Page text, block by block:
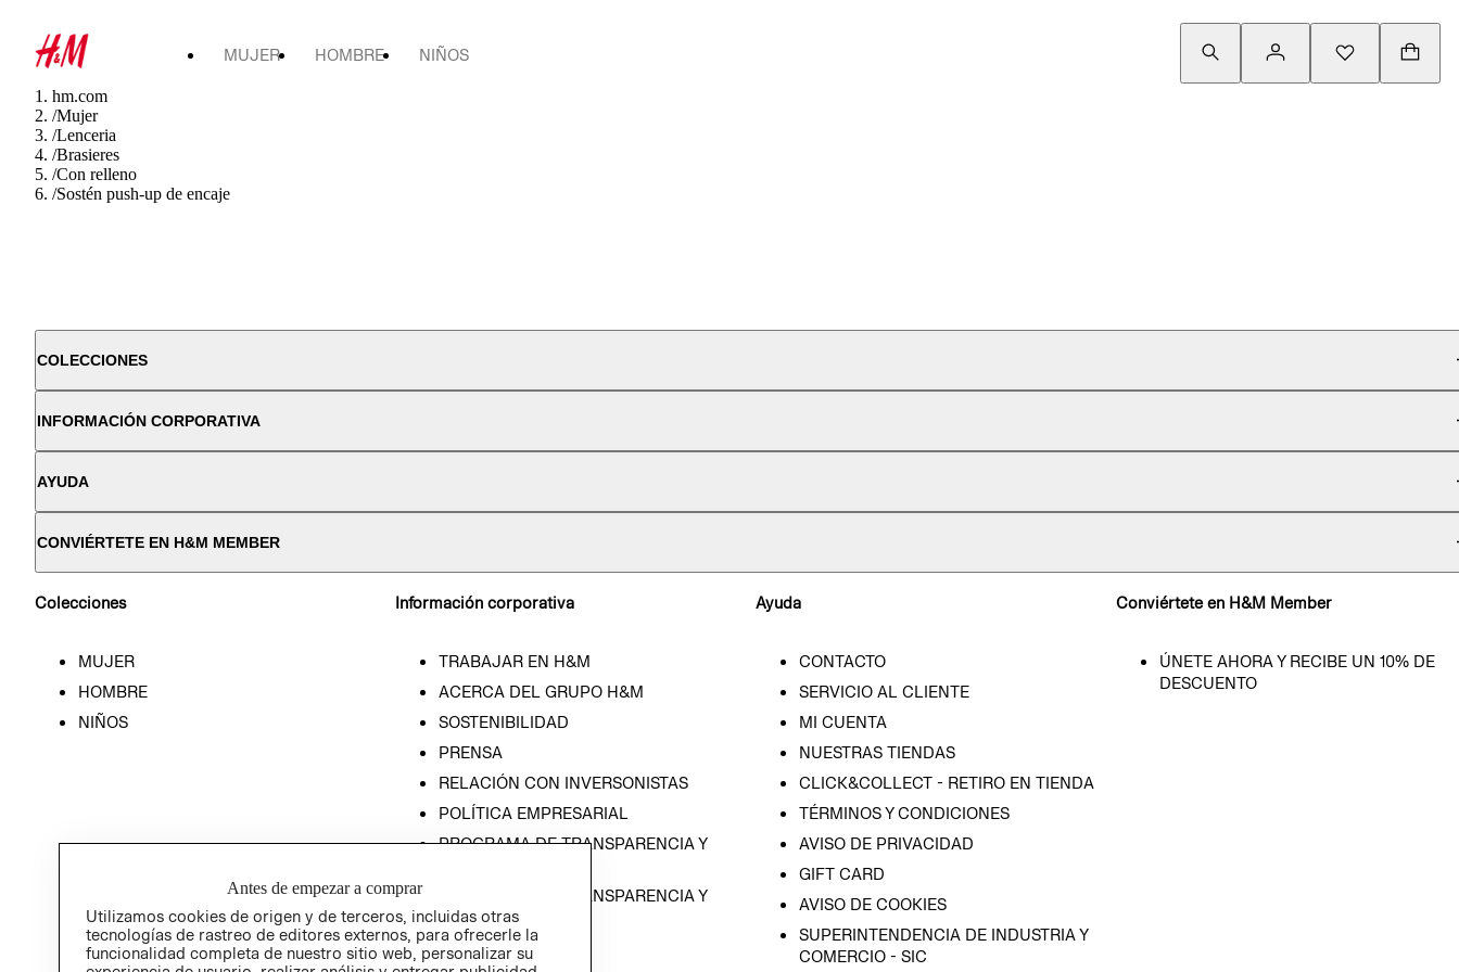
MUJER HOMBRE NIÑOS
hm.com
/Mujer
/Lenceria
/Brasieres
/Con relleno
/Sostén push-up de encaje
COLECCIONES
INFORMACIÓN CORPORATIVA
AYUDA
CONVIÉRTETE EN H&M MEMBER
Colecciones
MUJER
HOMBRE
NIÑOS
Información corporativa
TRABAJAR EN H&M
ACERCA DEL GRUPO H&M
SOSTENIBILIDAD
PRENSA
RELACIÓN CON INVERSONISTAS
POLÍTICA EMPRESARIAL
PROGRAMA DE TRANSPARENCIA Y
PROGRAMA DE TRANSPARENCIA Y
ÉTICA (INGLÉS)
Ayuda
CONTACTO
SERVICIO AL CLIENTE
MI CUENTA
NUESTRAS TIENDAS
CLICK&COLLECT - RETIRO EN TIENDA
TÉRMINOS Y CONDICIONES
AVISO DE PRIVACIDAD
GIFT CARD
AVISO DE COOKIES
SUPERINTENDENCIA DE INDUSTRIA Y
COMERCIO - SIC
Conviértete en H&M Member
ÚNETE AHORA Y RECIBE UN 10% DE
DESCUENTO
Antes de empezar a comprar
Utilizamos cookies de origen y de terceros, incluidas otras
tecnologías de rastreo de editores externos, para ofrecerle la
funcionalidad completa de nuestro sitio web, personalizar su